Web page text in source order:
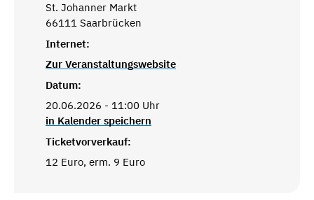
St. Johanner Markt
66111 Saarbrücken
Internet:
Zur Veranstaltungswebsite
Datum:
20.06.2026 - 11:00 Uhr
in Kalender speichern
Ticketvorverkauf:
12 Euro, erm. 9 Euro